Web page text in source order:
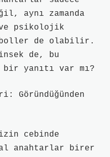
aynı zamanda
psikolojik
de olabilir.
de, bu
bir yanıtı var mı?
Göründüğünden
cebinde
anahtarlar birer